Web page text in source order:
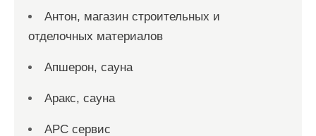
Антон, магазин строительных и
отделочных материалов
Апшерон, сауна
Аракс, сауна
АРС сервис